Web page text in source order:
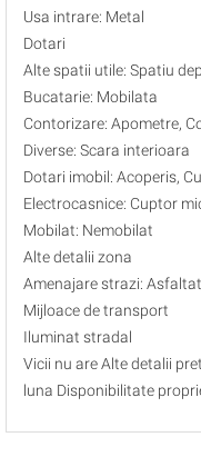
Usa intrare: Metal
Dotari
Alte spatii utile: Spatiu
Bucatarie: Mobilata
Contorizare: Apometre,
Diverse: Scara interioara
Dotari imobil: Acoperis,
Electrocasnice: Cuptor
Mobilat: Nemobilat
Alte detalii zona
Amenajare strazi:
Mijloace de transport
Iluminat stradal
Vicii nu are Alte detalii
luna Disponibilitate